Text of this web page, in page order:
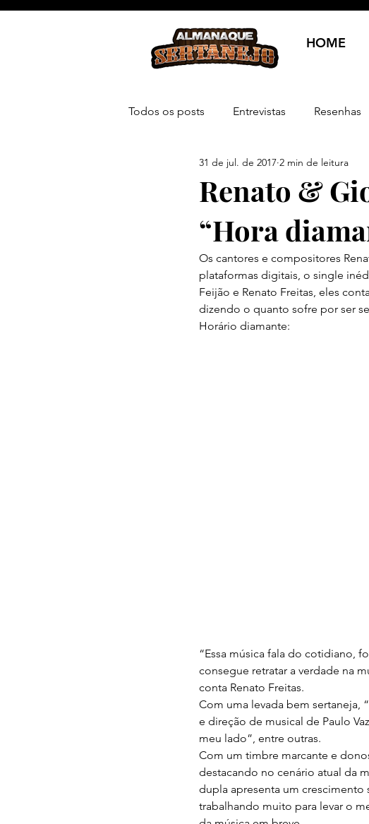
HOME
Todos os posts Entrevistas Resenhas
Renato &
“Hora
31 de jul. de 2017 2 min de leitura
Os cantores e compositores
plataformas digitais, o single
Feijão e Renato Freitas, eles
dizendo o quanto sofre por ser
Horário diamante:
“Essa música fala do cotidiano,
consegue retratar a verdade na
conta Renato Freitas.
Com uma levada bem sertaneja,
e direção de musical de Paulo
meu lado”, entre outras.
Com um timbre marcante e
destacando no cenário atual da
dupla apresenta um crescimento
trabalhando muito para levar o